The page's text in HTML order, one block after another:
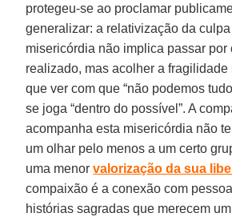
protegeu-se ao proclamar
generalizar: a relativização da
misericórdia não implica passar por
realizado, mas acolher a fragilidade
que ver com que “não podemos
se joga “dentro do possível”. A
acompanha esta misericórdia não
um olhar pelo menos a um certo
uma menorvalorização da sua
compaixão é a conexão com
histórias sagradas que merecem